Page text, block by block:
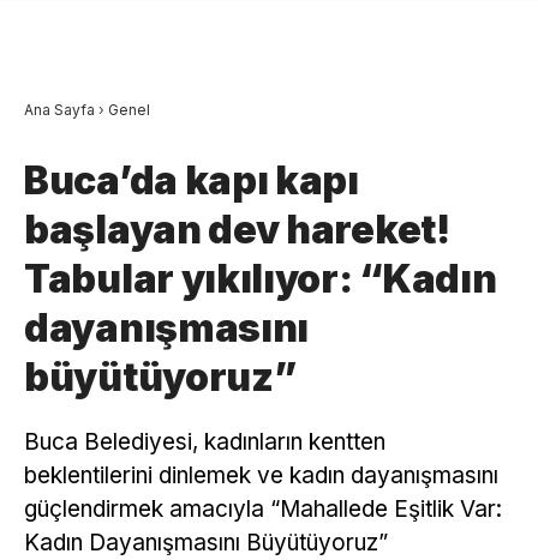
Ana Sayfa › Genel
Buca’da kapı kapı
başlayan dev hareket!
Tabular yıkılıyor: “Kadın
dayanışmasını
büyütüyoruz”
Buca Belediyesi, kadınların kentten
beklentilerini dinlemek ve kadın dayanışmasını
güçlendirmek amacıyla “Mahallede Eşitlik Var:
Kadın Dayanışmasını Büyütüyoruz”